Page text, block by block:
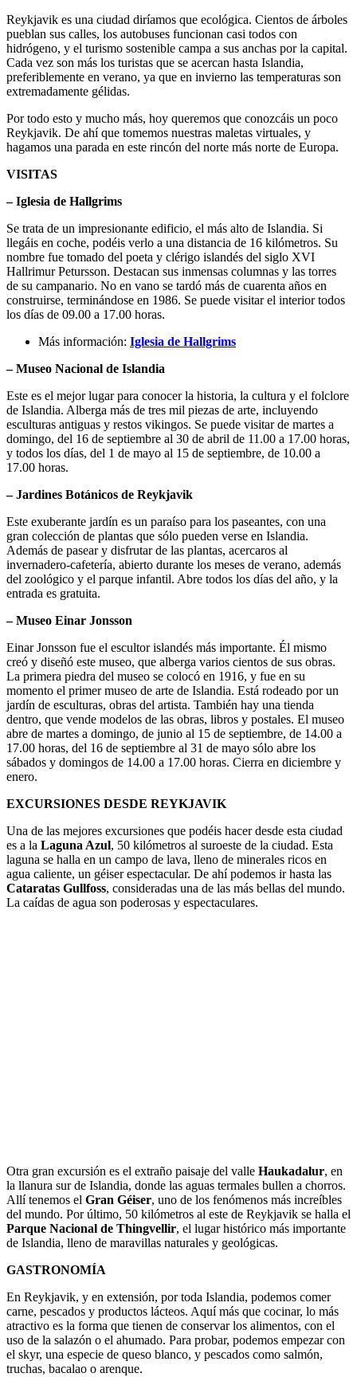
Reykjavik es una ciudad diríamos que ecológica. Cientos de árboles
pueblan sus calles, los autobuses funcionan casi todos con
hidrógeno, y el turismo sostenible campa a sus anchas por la capital.
Cada vez son más los turistas que se acercan hasta Islandia,
preferiblemente en verano, ya que en invierno las temperaturas son
extremadamente gélidas.
Por todo esto y mucho más, hoy queremos que conozcáis un poco
Reykjavik. De ahí que tomemos nuestras maletas virtuales, y
hagamos una parada en este rincón del norte más norte de Europa.
VISITAS
– Iglesia de Hallgrims
Se trata de un impresionante edificio, el más alto de Islandia. Si
llegáis en coche, podéis verlo a una distancia de 16 kilómetros. Su
nombre fue tomado del poeta y clérigo islandés del siglo XVI
Hallrimur Petursson. Destacan sus inmensas columnas y las torres
de su campanario. No en vano se tardó más de cuarenta años en
construirse, terminándose en 1986. Se puede visitar el interior todos
los días de 09.00 a 17.00 horas.
Más información: Iglesia de Hallgrims
– Museo Nacional de Islandia
Este es el mejor lugar para conocer la historia, la cultura y el folclore
de Islandia. Alberga más de tres mil piezas de arte, incluyendo
esculturas antiguas y restos vikingos. Se puede visitar de martes a
domingo, del 16 de septiembre al 30 de abril de 11.00 a 17.00 horas,
y todos los días, del 1 de mayo al 15 de septiembre, de 10.00 a
17.00 horas.
– Jardines Botánicos de Reykjavik
Este exuberante jardín es un paraíso para los paseantes, con una
gran colección de plantas que sólo pueden verse en Islandia.
Además de pasear y disfrutar de las plantas, acercaros al
invernadero-cafetería, abierto durante los meses de verano, además
del zoológico y el parque infantil. Abre todos los días del año, y la
entrada es gratuita.
– Museo Einar Jonsson
Einar Jonsson fue el escultor islandés más importante. Él mismo
creó y diseñó este museo, que alberga varios cientos de sus obras.
La primera piedra del museo se colocó en 1916, y fue en su
momento el primer museo de arte de Islandia. Está rodeado por un
jardín de esculturas, obras del artista. También hay una tienda
dentro, que vende modelos de las obras, libros y postales. El museo
abre de martes a domingo, de junio al 15 de septiembre, de 14.00 a
17.00 horas, del 16 de septiembre al 31 de mayo sólo abre los
sábados y domingos de 14.00 a 17.00 horas. Cierra en diciembre y
enero.
EXCURSIONES DESDE REYKJAVIK
Una de las mejores excursiones que podéis hacer desde esta ciudad
es a la Laguna Azul, 50 kilómetros al suroeste de la ciudad. Esta
laguna se halla en un campo de lava, lleno de minerales ricos en
agua caliente, un géiser espectacular. De ahí podemos ir hasta las
Cataratas Gullfoss, consideradas una de las más bellas del mundo.
La caídas de agua son poderosas y espectaculares.
Otra gran excursión es el extraño paisaje del valle Haukadalur, en
la llanura sur de Islandia, donde las aguas termales bullen a chorros.
Allí tenemos el Gran Géiser, uno de los fenómenos más increíbles
del mundo. Por último, 50 kilómetros al este de Reykjavik se halla el
Parque Nacional de Thingvellir, el lugar histórico más importante
de Islandia, lleno de maravillas naturales y geológicas.
GASTRONOMÍA
En Reykjavik, y en extensión, por toda Islandia, podemos comer
carne, pescados y productos lácteos. Aquí más que cocinar, lo más
atractivo es la forma que tienen de conservar los alimentos, con el
uso de la salazón o el ahumado. Para probar, podemos empezar con
el skyr, una especie de queso blanco, y pescados como salmón,
truchas, bacalao o arenque.